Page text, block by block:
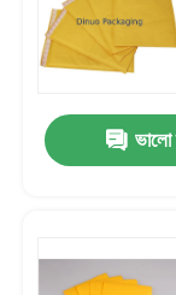
বুদ্বুদ মেইলিং ব্যাগ
পলি বুদ্বুদ মিলার
ভালো